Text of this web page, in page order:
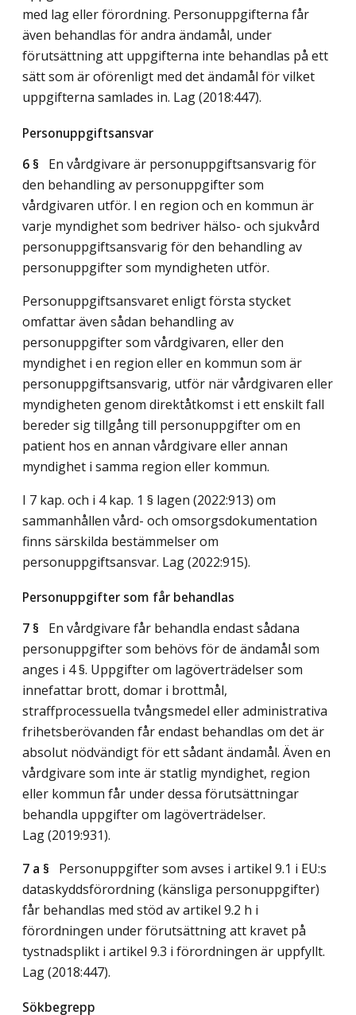
med lag eller förordning. Personuppgifterna får
även behandlas för andra ändamål, under
förutsättning att uppgifterna inte behandlas på ett
sätt som är oförenligt med det ändamål för vilket
uppgifterna samlades in. Lag (2018:447).
Personuppgiftsansvar
6 § En vårdgivare är personuppgiftsansvarig för
den behandling av personuppgifter som
vårdgivaren utför. I en region och en kommun är
varje myndighet som bedriver hälso- och sjukvård
personuppgiftsansvarig för den behandling av
personuppgifter som myndigheten utför.
Personuppgiftsansvaret enligt första stycket
omfattar även sådan behandling av
personuppgifter som vårdgivaren, eller den
myndighet i en region eller en kommun som är
personuppgiftsansvarig, utför när vårdgivaren eller
myndigheten genom direktåtkomst i ett enskilt fall
bereder sig tillgång till personuppgifter om en
patient hos en annan vårdgivare eller annan
myndighet i samma region eller kommun.
I 7 kap. och i 4 kap. 1 § lagen (2022:913) om
sammanhållen vård- och omsorgsdokumentation
finns särskilda bestämmelser om
personuppgiftsansvar. Lag (2022:915).
Personuppgifter som får behandlas
7 § En vårdgivare får behandla endast sådana
personuppgifter som behövs för de ändamål som
anges i 4 §. Uppgifter om lagöverträdelser som
innefattar brott, domar i brottmål,
straffprocessuella tvångsmedel eller administrativa
frihetsberövanden får endast behandlas om det är
absolut nödvändigt för ett sådant ändamål. Även en
vårdgivare som inte är statlig myndighet, region
eller kommun får under dessa förutsättningar
behandla uppgifter om lagöverträdelser.
Lag (2019:931).
7 a § Personuppgifter som avses i artikel 9.1 i EU:s
dataskyddsförordning (känsliga personuppgifter)
får behandlas med stöd av artikel 9.2 h i
förordningen under förutsättning att kravet på
tystnadsplikt i artikel 9.3 i förordningen är uppfyllt.
Lag (2018:447).
Sökbegrepp